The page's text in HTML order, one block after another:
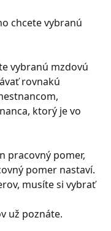
chcete vybranú
vybranú mzdovú
rovnakú
ktorý je vo
pracovný pomer,
pomer nastaví.
musíte si vybrať
už poznáte.